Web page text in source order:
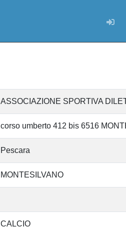
ASSOCIAZIONE SPORTIVA
corso umberto 412 bis 6516
Pescara
MONTESILVANO
CALCIO